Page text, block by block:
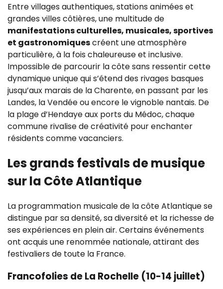
Entre villages authentiques, stations animées et
grandes villes côtières, une multitude de
manifestations culturelles, musicales, sportives
et gastronomiquescréent une atmosphère
particulière, à la fois chaleureuse et inclusive.
Impossible de parcourir la côte sans ressentir cette
dynamique unique qui s’étend des rivages basques
jusqu’aux marais de la Charente, en passant par les
Landes, la Vendée ou encore le vignoble nantais. De
la plage d’Hendaye aux ports du Médoc, chaque
commune rivalise de créativité pour enchanter
résidents comme vacanciers.
Les grands festivals de musique
sur la Côte Atlantique
La programmation musicale de la côte Atlantique se
distingue par sa densité, sa diversité et la richesse de
ses expériences en plein air. Certains événements
ont acquis une renommée nationale, attirant des
festivaliers de toute la France.
Francofolies de La Rochelle (10-14 juillet)